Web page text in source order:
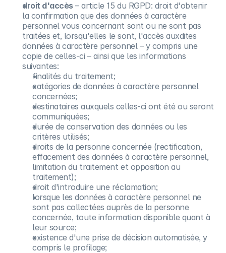
droit d'accès– article 15 du RGPD: droit d'obtenir
la confirmation que des données à caractère
personnel vous concernant sont ou ne sont pas
traitées et, lorsqu'elles le sont, l'accès auxdites
données à caractère personnel – y compris une
copie de celles-ci – ainsi que les informations
suivantes:
finalités du traitement;
catégories de données à caractère personnel
concernées;
destinataires auxquels celles-ci ont été ou seront
communiquées;
durée de conservation des données ou les
critères utilisés;
droits de la personne concernée (rectification,
effacement des données à caractère personnel,
limitation du traitement et opposition au
traitement);
droit d'introduire une réclamation;
lorsque les données à caractère personnel ne
sont pas collectées auprès de la personne
concernée, toute information disponible quant à
leur source;
existence d'une prise de décision automatisée, y
compris le profilage;